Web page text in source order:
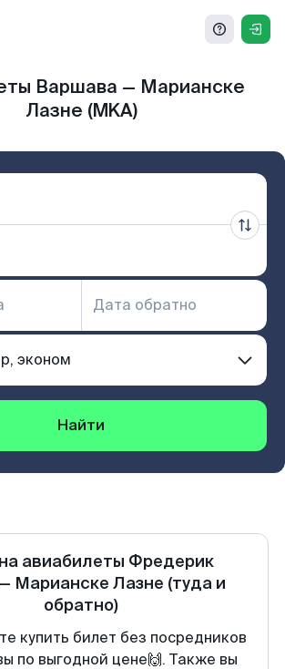
Варшава — Марианске
Лазне (MKA)
Найти
авиабилеты Фредерик
— Марианске Лазне (туда и
обратно)
купить билет без посредников
по выгодной цене🙌. Также вы